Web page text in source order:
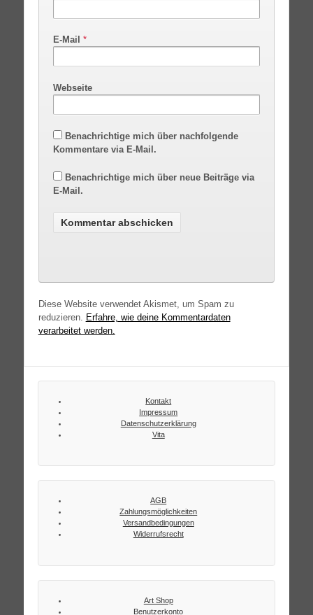
E-Mail *
Webseite
Benachrichtige mich über nachfolgende
Kommentare via E-Mail.
Benachrichtige mich über neue Beiträge via
E-Mail.
Diese Website verwendet Akismet, um Spam zu
reduzieren. Erfahre, wie deine Kommentardaten
verarbeitet werden.
Kontakt
Impressum
Datenschutzerklärung
Vita
AGB
Zahlungsmöglichkeiten
Versandbedingungen
Widerrufsrecht
Art Shop
Benutzerkonto